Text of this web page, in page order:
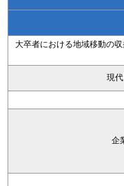
大卒者における地域移動の
現
企